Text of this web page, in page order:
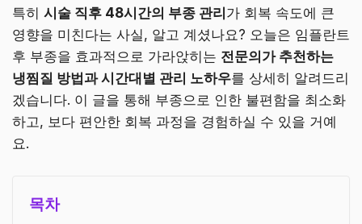
특히 시술 직후 48시간의 부종 관리 가 회복 속도에 큰
영향을 미친다는 사실, 알고 계셨나요? 오늘은 임플란트
후 부종을 효과적으로 가라앉히는 전문의가 추천하는
냉찜질 방법과 시간대별 관리 노하우를 상세히 알려드리
겠습니다. 이 글을 통해 부종으로 인한 불편함을 최소화
하고, 보다 편안한 회복 과정을 경험하실 수 있을 거예
요.
목차